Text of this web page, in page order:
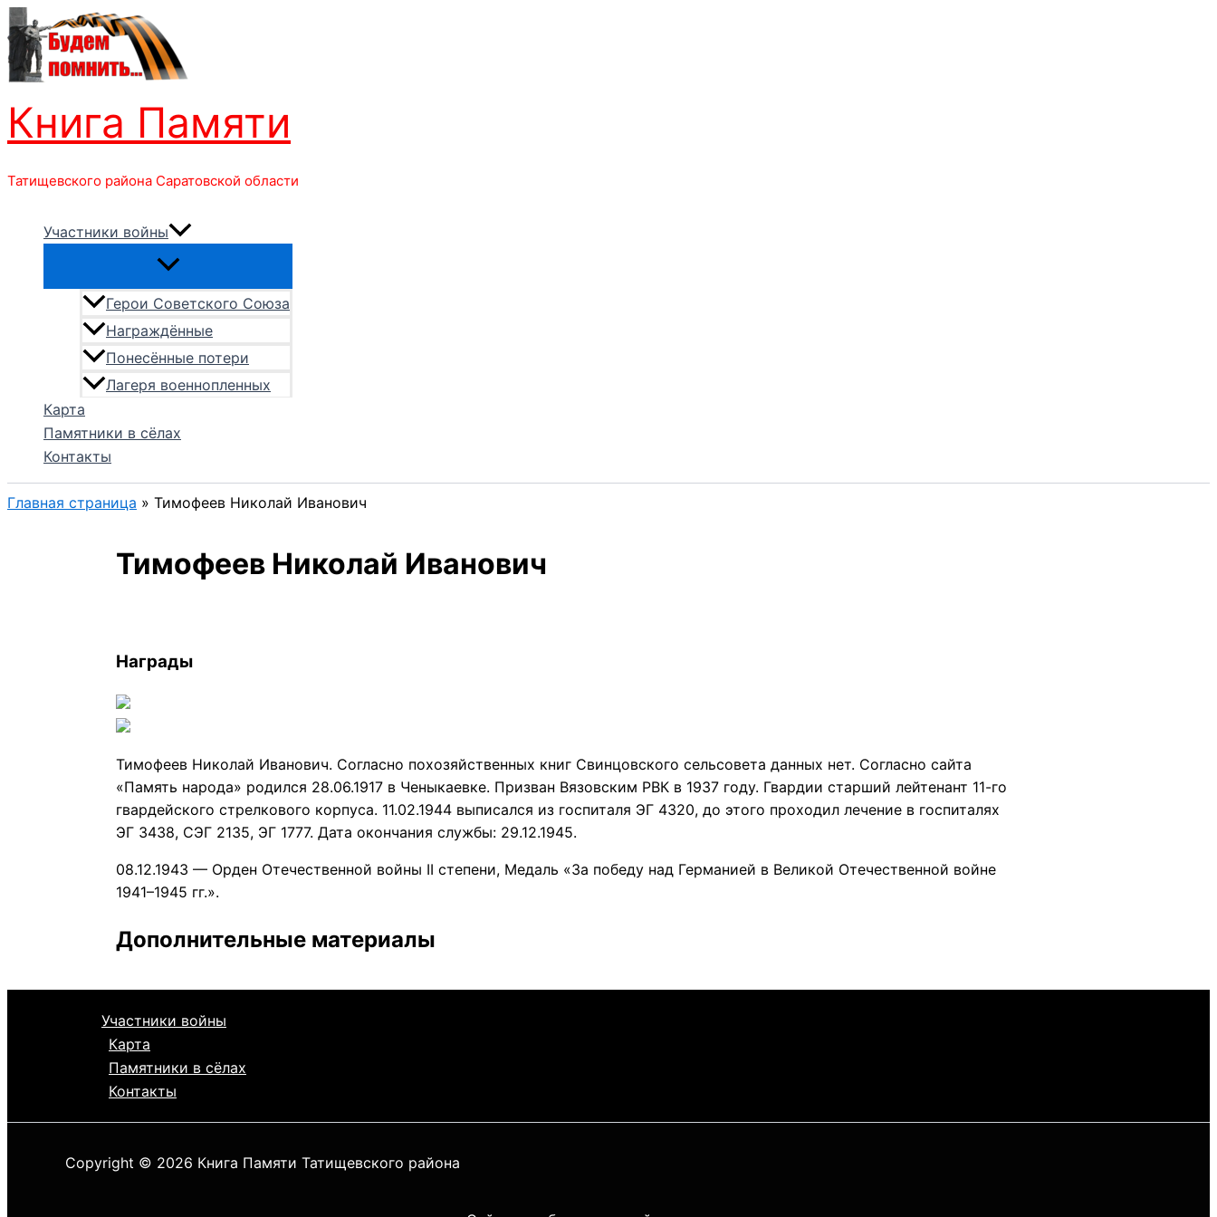
Перейти
к
содержимому
Книга Памяти
Татищевского района Саратовской области
Участники войны
Герои Советского Союза
Награждённые
Понесённые потери
Лагеря военнопленных
Карта
Памятники в сёлах
Контакты
Главная страница » Тимофеев Николай Иванович
Тимофеев Николай Иванович
Награды
Тимофеев Николай Иванович. Согласно похозяйственных книг Свинцовского сельсовета данных нет. Согласно сайта
«Память народа» родился 28.06.1917 в Ченыкаевке. Призван Вязовским РВК в 1937 году. Гвардии старший лейтенант 11-го
гвардейского стрелкового корпуса. 11.02.1944 выписался из госпиталя ЭГ 4320, до этого проходил лечение в госпиталях
ЭГ 3438, СЭГ 2135, ЭГ 1777. Дата окончания службы: 29.12.1945.
08.12.1943 — Орден Отечественной войны II степени, Медаль «За победу над Германией в Великой Отечественной войне
1941–1945 гг.».
Дополнительные материалы
Участники войны
Карта
Памятники в сёлах
Контакты
Copyright © 2026 Книга Памяти Татищевского района